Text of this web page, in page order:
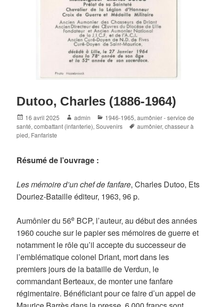
Dutoo, Charles (1886-1964)
Posted
on
16 avril 2025 Author
admin Categories
1946-1965,aumônier - service de
santé,combattant (infanterie),Souvenirs Tags
aumônier,chasseur à
pied, Fanfariste
Résumé de l’ouvrage :
Les mémoire d’un chef de fanfare, Charles Dutoo, Ets
Douriez-Bataille éditeur, 1963, 96 p.
Aumônier du 56e BCP, l’auteur, au début des années
1960 couche sur le papier ses mémoires de guerre et
notamment le rôle qu’il accepte du successeur de
l’emblématique colonel Driant, mort dans les
premiers jours de la bataille de Verdun, le
commandant Berteaux, de monter une fanfare
régimentaire. Bénéficiant pour ce faire d’un appel de